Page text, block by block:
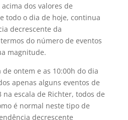
dos valores de
todo o dia de hoje, continua
decrescente da
do número de eventos
magnitude.
de ontem e as 10:00h do dia
apenas alguns eventos de
escala de Richter, todos de
é normal neste tipo de
decrescente